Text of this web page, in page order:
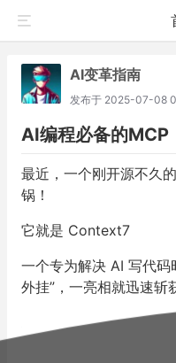
AI变革指南
发布于 2025-07-08
AI编程必备的MCP
最近，一个刚开源不久
锅！
它就是 Context7
一个专为解决 AI 写代码
外挂”，一亮相就迅速斩